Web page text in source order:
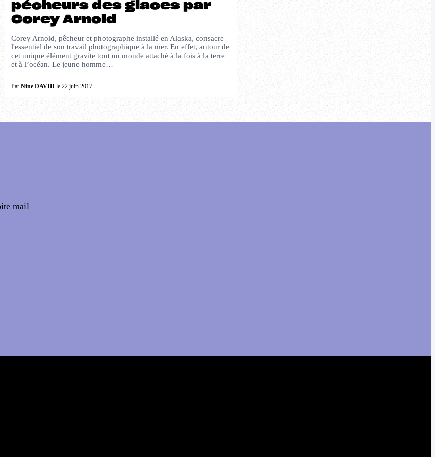
pécheurs des glaces par
Corey Arnold
Corey Arnold, pêcheur et photographe installé en Alaska, consacre
l'essentiel de son travail photographique à la mer. En effet, autour de
cet unique élément gravite tout un monde attaché à la fois à la terre
et à l’océan. Le jeune homme…
ParNine DAVID le 22 juin 2017
mail